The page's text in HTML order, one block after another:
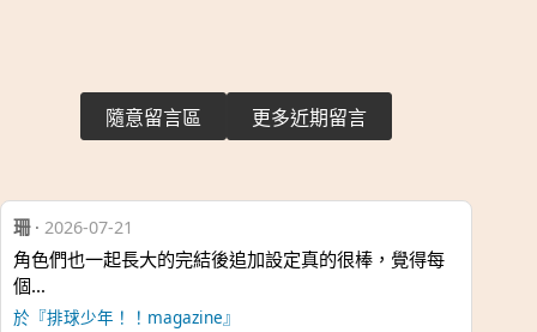
隨意留言區 更多近期留言
珊· 2026-07-21
角色們也一起長大的完結後追加設定真的很棒，覺得每
個…
於『排球少年！！magazine』